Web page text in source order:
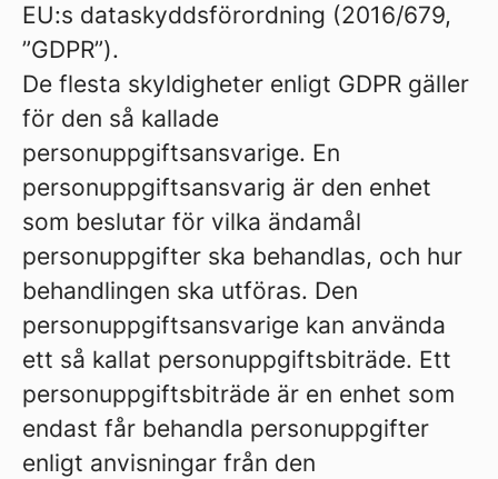
EU:s dataskyddsförordning (2016/679,
”GDPR”).
De flesta skyldigheter enligt GDPR gäller
för den så kallade
personuppgiftsansvarige. En
personuppgiftsansvarig är den enhet
som beslutar för vilka ändamål
personuppgifter ska behandlas, och hur
behandlingen ska utföras. Den
personuppgiftsansvarige kan använda
ett så kallat personuppgiftsbiträde. Ett
personuppgiftsbiträde är en enhet som
endast får behandla personuppgifter
enligt anvisningar från den